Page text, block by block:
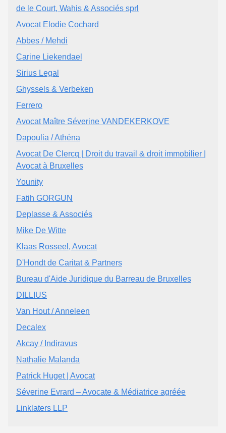
de le Court, Wahis & Associés sprl
Avocat Elodie Cochard
Abbes / Mehdi
Carine Liekendael
Sirius Legal
Ghyssels & Verbeken
Ferrero
Avocat Maître Séverine VANDEKERKOVE
Dapoulia / Athéna
Avocat De Clercq | Droit du travail & droit immobilier |
Avocat à Bruxelles
Younity
Fatih GORGUN
Deplasse & Associés
Mike De Witte
Klaas Rosseel, Avocat
D'Hondt de Caritat & Partners
Bureau d'Aide Juridique du Barreau de Bruxelles
DILLIUS
Van Hout / Anneleen
Decalex
Akcay / Indiravus
Nathalie Malanda
Patrick Huget | Avocat
Séverine Evrard – Avocate & Médiatrice agréée
Linklaters LLP